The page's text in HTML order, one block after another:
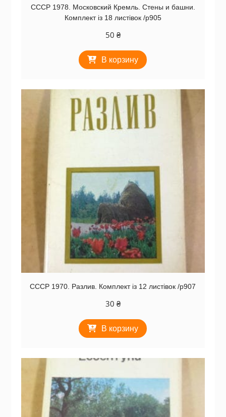
СССР 1978. Московский Кремль. Стены и башни.
Комплект із 18 листівок /р905
50 ₴
В корзину
СССР 1970. Разлив. Комплект із 12 листівок /р907
30 ₴
В корзину